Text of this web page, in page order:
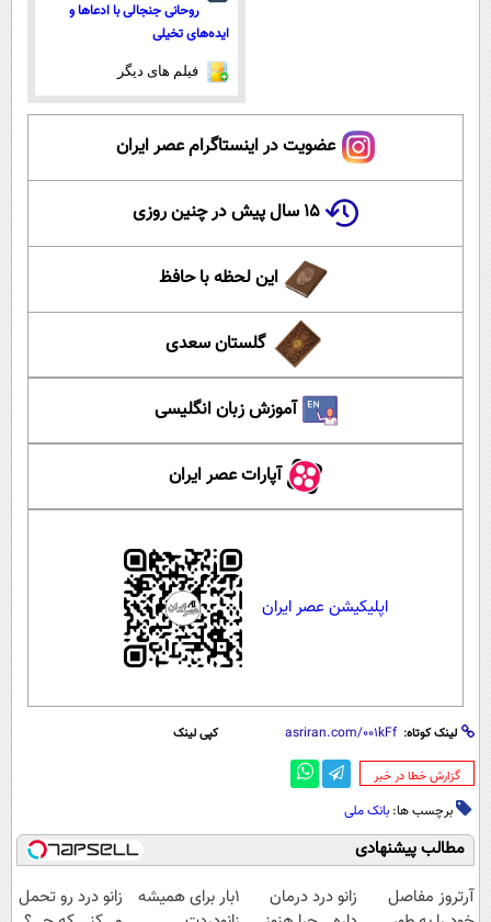
روحانی جنجالی با ادعاها و
ایده‌های تخیلی
فیلم های دیگر
عضویت در اینستاگرام عصر ایران
۱۵ سال پیش در چنین روزی
این لحظه با حافظ
گلستان سعدی
آموزش زبان انگلیسی
آپارات عصر ایران
اپلیکیشن عصر ایران
لینک کوتاه: کپی لینک
‌گزارش خطا در خبر
برچسب ها: بانک ملی
مطالب پیشنهادی
آرتروز مفاصل
زانو درد درمان
1بار برای همیشه
زانو درد رو تحمل